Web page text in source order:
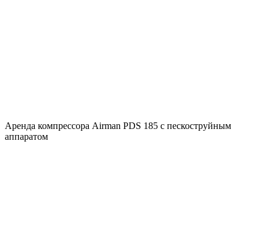
Аренда компрессора Airman PDS 185 с пескоструйным
аппаратом